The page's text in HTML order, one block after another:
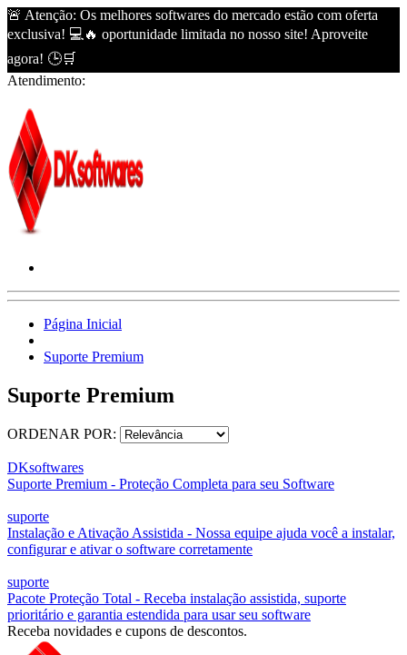
🚨 Atenção: Os melhores softwares do mercado estão com oferta
exclusiva! 💻🔥 oportunidade limitada no nosso site! Aproveite
agora! 🕒🛒
Atendimento:
Página Inicial
Suporte Premium
Suporte Premium
ORDENAR POR:
DKsoftwares
Suporte Premium - Proteção Completa para seu Software
suporte
Instalação e Ativação Assistida - Nossa equipe ajuda você a instalar,
configurar e ativar o software corretamente
suporte
Pacote Proteção Total - Receba instalação assistida, suporte
prioritário e garantia estendida para usar seu software
Receba novidades e cupons de descontos.